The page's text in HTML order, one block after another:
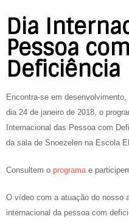
Dia
Pessoa com
Deficiência
Encontra-se em
dia 24 de janeiro de 2018, o
Internacional das Pessoa com
da sala de Snoezelen na Escola
Consultem o programa e
O vídeo com a atuação do nosso
internacional da pessoa com